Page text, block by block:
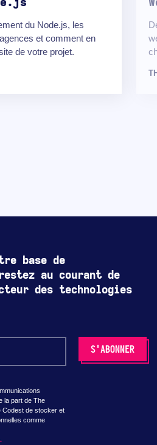
du Node.js, les
et comment en
de votre projet.
base de
au courant de
des technologies
la part de The
Codest de stocker et
comme